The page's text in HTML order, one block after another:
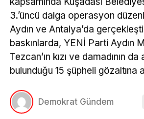
3.’üncü dalga operasyon
Aydın ve Antalya’da
baskınlarda, YENİ Parti Aydın
Tezcan’ın kızı ve damadının da
bulunduğu 15 şüpheli gözaltına
Demokrat Gündem